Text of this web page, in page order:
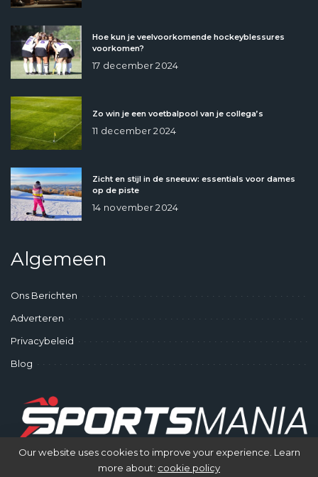
Hoe kun je veelvoorkomende hockeyblessures
voorkomen?
17 december 2024
Zo win je een voetbalpool van je collega’s
11 december 2024
Zicht en stijl in de sneeuw: essentials voor dames
op de piste
14 november 2024
Algemeen
Ons Berichten
Adverteren
Privacybeleid
Blog
Our website uses cookies to improve your experience. Learn
more about: cookie policy